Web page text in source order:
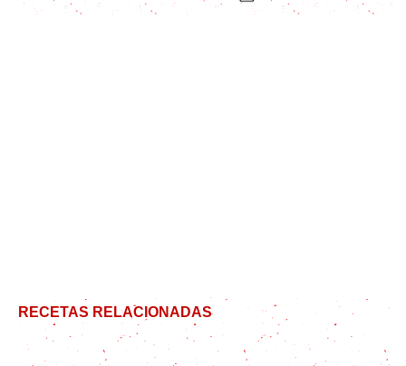
RECETAS RELACIONADAS